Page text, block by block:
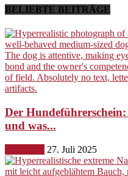
BELIEBTE BEITRÄGE
Der
und was...
27. Juli 2025